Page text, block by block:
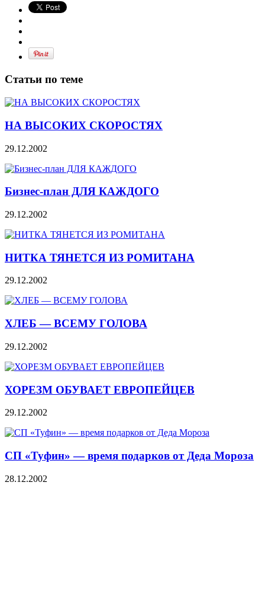
Статьи по теме
НА ВЫСОКИХ СКОРОСТЯХ
29.12.2002
Бизнес-план ДЛЯ КАЖДОГО
29.12.2002
НИТКА ТЯНЕТСЯ ИЗ РОМИТАНА
29.12.2002
ХЛЕБ — ВСЕМУ ГОЛОВА
29.12.2002
ХОРЕЗМ ОБУВАЕТ ЕВРОПЕЙЦЕВ
29.12.2002
СП «Туфин» — время подарков от Деда Мороза
28.12.2002